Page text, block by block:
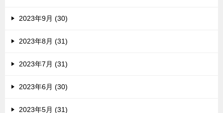
2023年9月 (30)
2023年8月 (31)
2023年7月 (31)
2023年6月 (30)
2023年5月 (31)